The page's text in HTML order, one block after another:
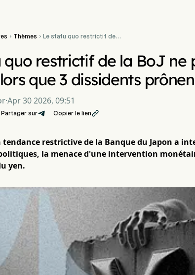
 Thèmes  Le statu quo restrictif de la
dissidents prônent une
hausse
quo restrictif de la BoJ
que 3 dissidents
·Apr 30 2026, 09:51
Partager sur Copier le lien
tendance restrictive de la Banque du Japon a
la menace d'une intervention
yen.